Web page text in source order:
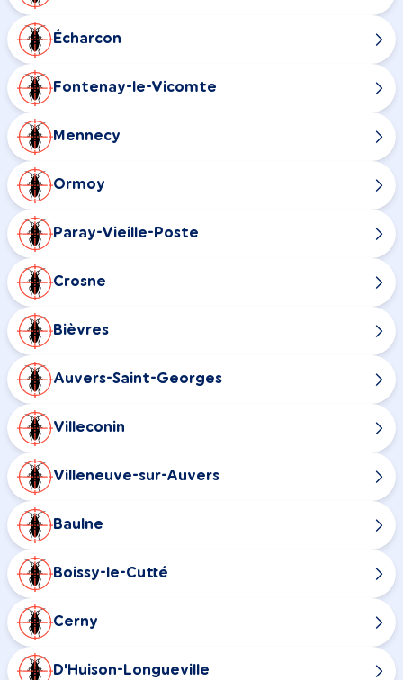
Écharcon
Fontenay-le-Vicomte
Mennecy
Ormoy
Paray-Vieille-Poste
Crosne
Bièvres
Auvers-Saint-Georges
Villeconin
Villeneuve-sur-Auvers
Baulne
Boissy-le-Cutté
Cerny
D'Huison-Longueville